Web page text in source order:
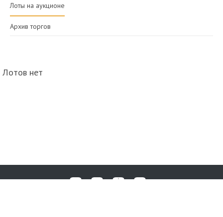
Лоты на аукционе
Архив торгов
Лотов нет